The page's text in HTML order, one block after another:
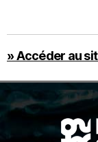
» Accéder au